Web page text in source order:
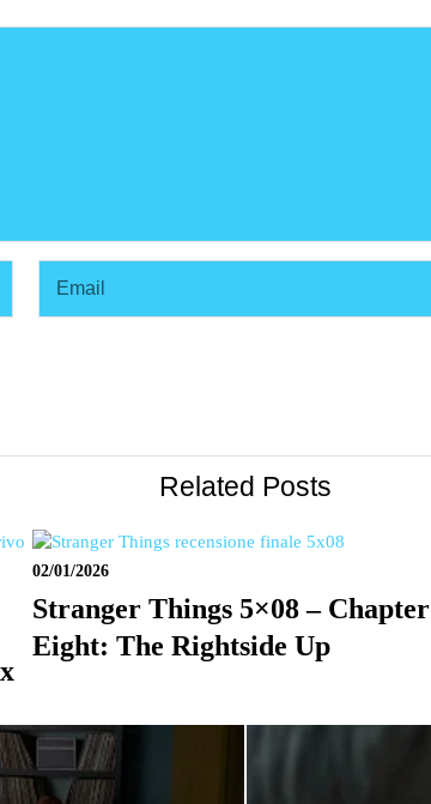
Related Posts
02/01/2026
Stranger Things 5×08 – Chapter
Eight: The Rightside Up